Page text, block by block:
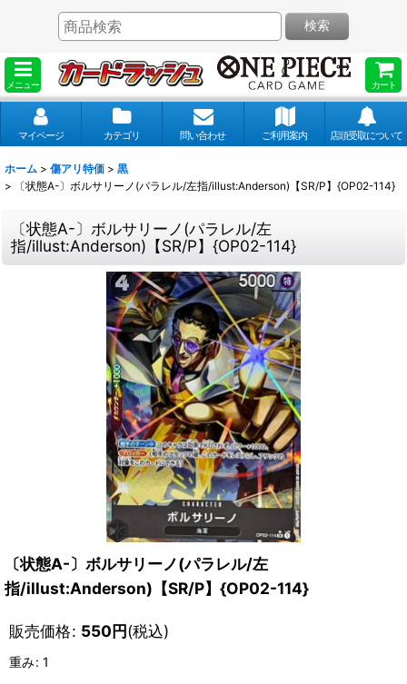
メニュー カート
検索
マイページ カテゴリ 問い合わせ ご利用案内 店頭受取について
ホーム > 傷アリ特価 > 黒
>
〔状態A-〕ボルサリーノ(パラレル/左指/illust:Anderson)【SR/P】{OP02-114}
〔状態A-〕ボルサリーノ(パラレル/左
指/illust:Anderson)【SR/P】{OP02-114}
〔状態A-〕ボルサリーノ(パラレル/左
指/illust:Anderson)【SR/P】{OP02-114}
販売価格: 550円(税込)
重み: 1